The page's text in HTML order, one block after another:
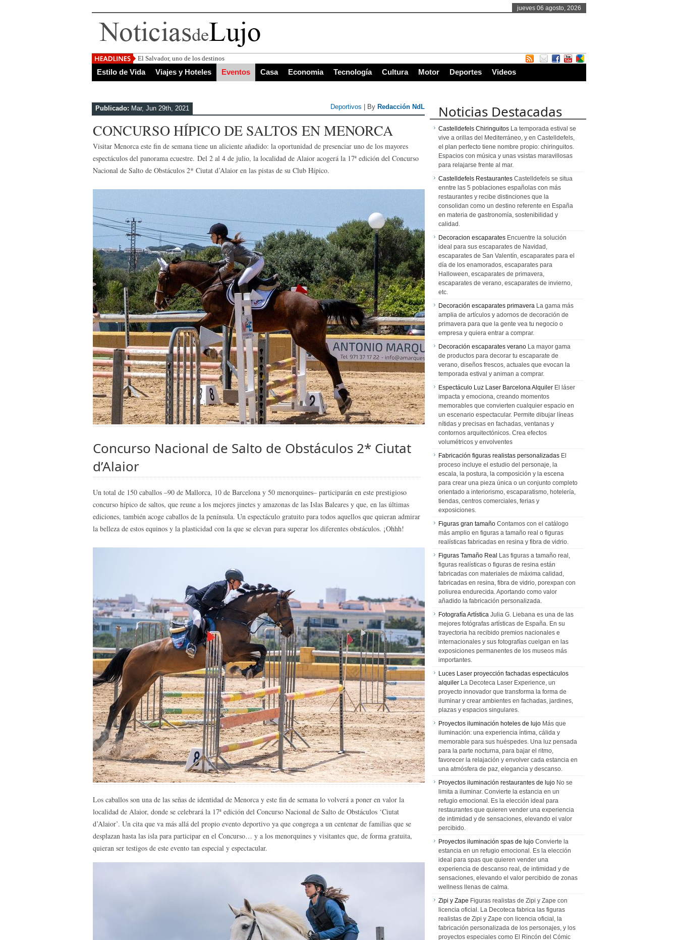
jueves 06 agosto, 2026
El Salvador, uno de los destinos con mayor proyección de Centroamérica
Estilo de Vida Viajes y Hoteles Eventos Casa Economia Tecnología Cultura Motor Deportes Videos
Publicado: Mar, Jun 29th, 2021 Deportivos | By Redacción NdL
CONCURSO HÍPICO DE SALTOS EN MENORCA
Visitar Menorca este fin de semana tiene un aliciente añadido: la oportunidad de presenciar uno de los mayores
espectáculos del panorama ecuestre. Del 2 al 4 de julio, la localidad de Alaior acogerá la 17ª edición del Concurso
Nacional de Salto de Obstáculos 2* Ciutat d’Alaior en las pistas de su Club Hípico.
Concurso Nacional de Salto de Obstáculos 2* Ciutat
d’Alaior
Un total de 150 caballos –90 de Mallorca, 10 de Barcelona y 50 menorquines– participarán en este prestigioso
concurso hípico de saltos, que reune a los mejores jinetes y amazonas de las Islas Baleares y que, en las últimas
ediciones, también acoge caballos de la península. Un espectáculo gratuito para todos aquellos que quieran admirar
la belleza de estos equinos y la plasticidad con la que se elevan para superar los diferentes obstáculos. ¡Ohhh!
Los caballos son una de las señas de identidad de Menorca y este fin de semana lo volverá a poner en valor la
localidad de Alaior, donde se celebrará la 17ª edición del Concurso Nacional de Salto de Obstáculos ‘Ciutat
d’Alaior’. Un cita que va más allá del propio evento deportivo ya que congrega a un centenar de familias que se
desplazan hasta las isla para participar en el Concurso… y a los menorquines y visitantes que, de forma gratuita,
quieran ser testigos de este evento tan especial y espectacular.
Noticias Destacadas
Castelldefels Chiringuitos La temporada estival se
vive a orillas del Mediterráneo, y en Castelldefels,
el plan perfecto tiene nombre propio: chiringuitos.
Espacios con música y unas vsistas maravillosas
para relajarse frente al mar.
Castelldefels Restaurantes Castelldefels se situa
enntre las 5 poblaciones españolas con más
restaurantes y recibe distinciones que la
consolidan como un destino referente en España
en materia de gastronomía, sostenibilidad y
calidad.
Decoracion escaparates Encuentre la solución
ideal para sus escaparates de Navidad,
escaparates de San Valentín, escaparates para el
día de los enamorados, escaparates para
Halloween, escaparates de primavera,
escaparates de verano, escaparates de invierno,
etc.
Decoración escaparates primavera La gama más
amplia de artículos y adornos de decoración de
primavera para que la gente vea tu negocio o
empresa y quiera entrar a comprar.
Decoración escaparates verano La mayor gama
de productos para decorar tu escaparate de
verano, diseños frescos, actuales que evocan la
temporada estival y animan a comprar.
Espectáculo Luz Laser Barcelona Alquiler El láser
impacta y emociona, creando momentos
memorables que convierten cualquier espacio en
un escenario espectacular. Permite dibujar líneas
nítidas y precisas en fachadas, ventanas y
contornos arquitectónicos. Crea efectos
volumétricos y envolventes
Fabricación figuras realistas personalizadas El
proceso incluye el estudio del personaje, la
escala, la postura, la composición y la escena
para crear una pieza única o un conjunto completo
orientado a interiorismo, escaparatismo, hotelería,
tiendas, centros comerciales, ferias y
exposiciones.
Figuras gran tamaño Contamos con el catálogo
más amplio en figuras a tamaño real o figuras
realísticas fabricadas en resina y fibra de vidrio.
Figuras Tamaño Real Las figuras a tamaño real,
figuras realísticas o figuras de resina están
fabricadas con materiales de máxima calidad,
fabricadas en resina, fibra de vidrio, porexpan con
poliurea endurecida. Aportando como valor
añadido la fabricación personalizada.
Fotografía Artística Julia G. Liebana es una de las
mejores fotógrafas artísticas de España. En su
trayectoria ha recibido premios nacionales e
internacionales y sus fotografías cuelgan en las
exposiciones permanentes de los museos más
importantes.
Luces Laser proyección fachadas espectáculos
alquiler La Decoteca Laser Experience, un
proyecto innovador que transforma la forma de
iluminar y crear ambientes en fachadas, jardines,
plazas y espacios singulares.
Proyectos iluminación hoteles de lujo Más que
iluminación: una experiencia íntima, cálida y
memorable para sus huéspedes. Una luz pensada
para la parte nocturna, para bajar el ritmo,
favorecer la relajación y envolver cada estancia en
una atmósfera de paz, elegancia y descanso.
Proyectos iluminación restaurantes de lujo No se
limita a iluminar. Convierte la estancia en un
refugio emocional. Es la elección ideal para
restaurantes que quieren vender una experiencia
de intimidad y de sensaciones, elevando el valor
percibido.
Proyectos iluminación spas de lujo Convierte la
estancia en un refugio emocional. Es la elección
ideal para spas que quieren vender una
experiencia de descanso real, de intimidad y de
sensaciones, elevando el valor percibido de zonas
wellness llenas de calma.
Zipi y Zape Figuras realistas de Zipi y Zape con
licencia oficial. La Decoteca fabrica las figuras
realistas de Zipi y Zape con licencia oficial, la
fabricación personalizada de los personajes, y los
proyectos especiales como El Rincón del Cómic